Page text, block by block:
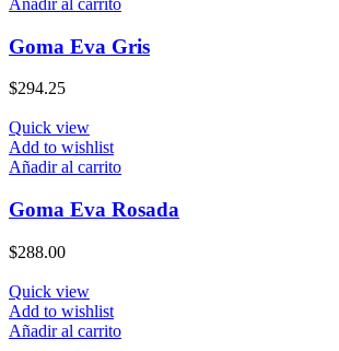
Añadir al carrito
Goma Eva Gris
$294.25
Quick view
Add to wishlist
Añadir al carrito
Goma Eva Rosada
$288.00
Quick view
Add to wishlist
Añadir al carrito